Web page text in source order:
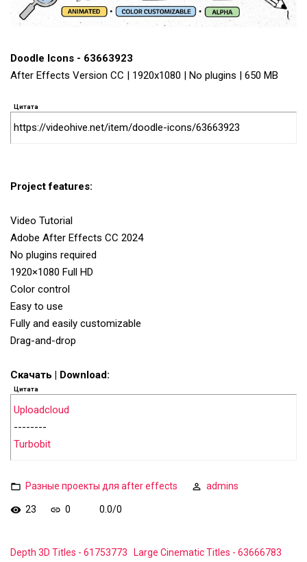
Doodle Icons - 63663923
After Effects Version CC | 1920x1080 | No plugins | 650 MB
Цитата
https://videohive.net/item/doodle-icons/63663923
Project features:
Video Tutorial
Adobe After Effects CC 2024
No plugins required
1920×1080 Full HD
Color control
Easy to use
Fully and easily customizable
Drag-and-drop
Скачать | Download:
Цитата
Uploadcloud
--------
Turbobit
Разные проекты для after effects admins
23 0 0.0/0
Depth 3D Titles - 61753773 Large Cinematic Titles - 63666783